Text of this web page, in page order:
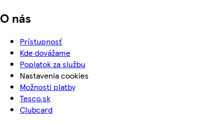
O nás
Prístupnosť
Kde dovážame
Poplatok za službu
Nastavenia cookies
Možnosti platby
Tesco.sk
Clubcard